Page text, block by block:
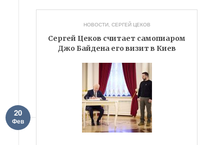
НОВОСТИ, СЕРГЕЙ ЦЕКОВ
Сергей Цеков считает самопиаром
Джо Байдена его визит в Киев
20
Фев